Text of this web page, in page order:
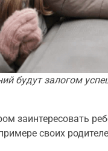
будут залогом
заинтересовать
своих